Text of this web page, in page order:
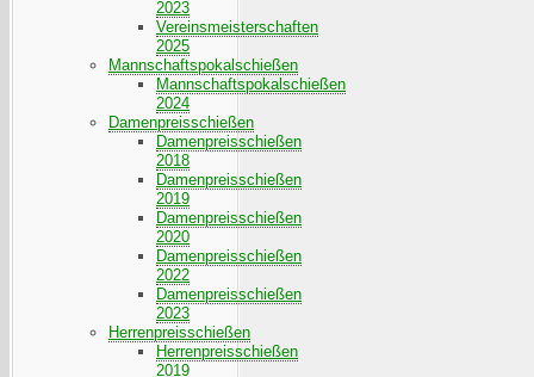
2023
Vereinsmeisterschaften
2025
Mannschaftspokalschießen
Mannschaftspokalschießen
2024
Damenpreisschießen
Damenpreisschießen
2018
Damenpreisschießen
2019
Damenpreisschießen
2020
Damenpreisschießen
2022
Damenpreisschießen
2023
Herrenpreisschießen
Herrenpreisschießen
2019